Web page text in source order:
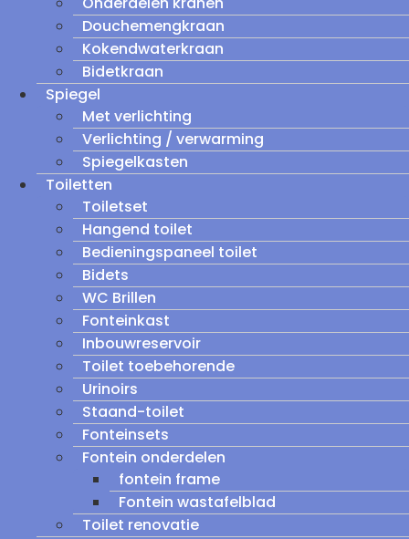
Douchemengkraan
Kokendwaterkraan
Bidetkraan
Spiegel
Met verlichting
Verlichting / verwarming
Spiegelkasten
Toiletten
Toiletset
Hangend toilet
Bedieningspaneel toilet
Bidets
WC Brillen
Fonteinkast
Inbouwreservoir
Toilet toebehorende
Urinoirs
Staand-toilet
Fonteinsets
Fontein onderdelen
fontein frame
Fontein wastafelblad
Toilet renovatie